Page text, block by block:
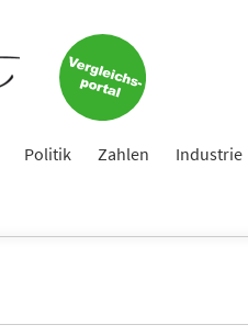
Politik Zahlen Industrie